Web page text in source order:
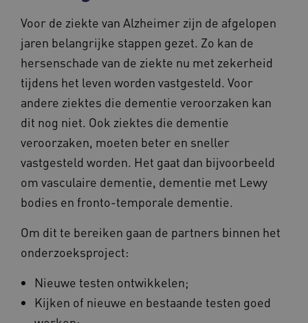
Voor de ziekte van Alzheimer zijn de afgelopen
jaren belangrijke stappen gezet. Zo kan de
hersenschade van de ziekte nu met zekerheid
tijdens het leven worden vastgesteld. Voor
andere ziektes die dementie veroorzaken kan
dit nog niet. Ook ziektes die dementie
veroorzaken, moeten beter en sneller
vastgesteld worden. Het gaat dan bijvoorbeeld
om vasculaire dementie, dementie met Lewy
bodies en fronto-temporale dementie.
Om dit te bereiken gaan de partners binnen het
onderzoeksproject:
Nieuwe testen ontwikkelen;
Kijken of nieuwe en bestaande testen goed